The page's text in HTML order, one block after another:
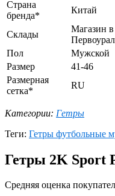
Страна
бренда*
Китай
Склады
Магазин в
Пол
Мужской
Размер
41-46
Размерная
сетка*
RU
Категории: Гетры
Теги: Гетры футбольные
Гетры 2K Sport
Средняя оценка